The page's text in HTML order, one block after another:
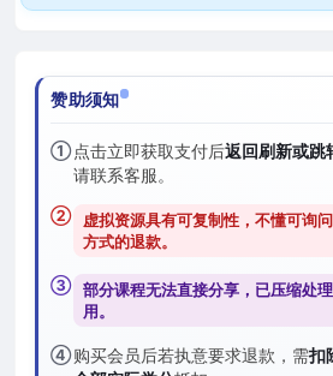
赞助须知
①点击立即获取支付后返回刷新或跳
请联系客服。
② 虚拟资源具有可复制性，不懂可询
方式的退款。
③ 部分课程无法直接分享，已压缩处
用。
④购买会员后若执意要求退款，需扣